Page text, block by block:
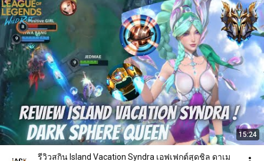
15:24
รีวิวสกิน Island Vacation Syndra เอฟเฟกต์สุดชิล ดาเม